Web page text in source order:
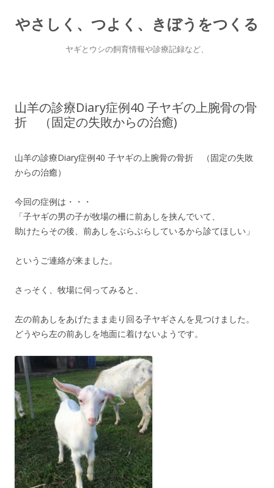
やさしく、つよく、きぼうをつくる
ヤギとウシの飼育情報や診療記録など、
山羊の診療Diary症例40 子ヤギの上腕骨の骨
折 （固定の失敗からの治癒)
山羊の診療Diary症例40 子ヤギの上腕骨の骨折 （固定の失敗
からの治癒）
今回の症例は・・・
「子ヤギの男の子が牧場の柵に前あしを挟んでいて、
助けたらその後、前あしをぶらぶらしているから診てほしい」
というご連絡が来ました。
さっそく、牧場に伺ってみると、
左の前あしをあげたまま走り回る子ヤギさんを見つけました。
どうやら左の前あしを地面に着けないようです。